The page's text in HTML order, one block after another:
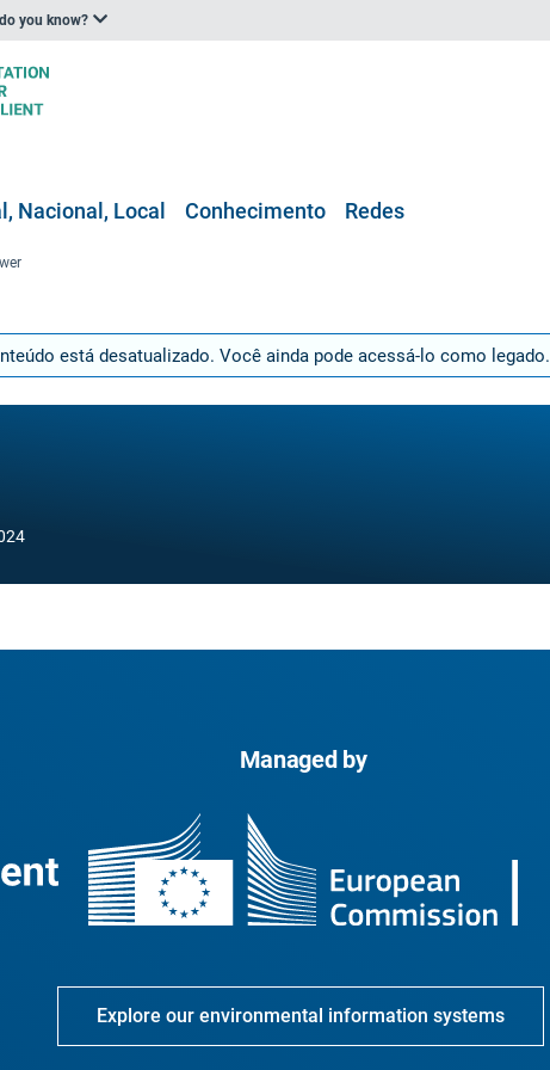
you know?
Nacional, Local Conhecimento Redes
está desatualizado. Você ainda pode acessá-lo como legado.
Managed by
Explore our environmental information systems